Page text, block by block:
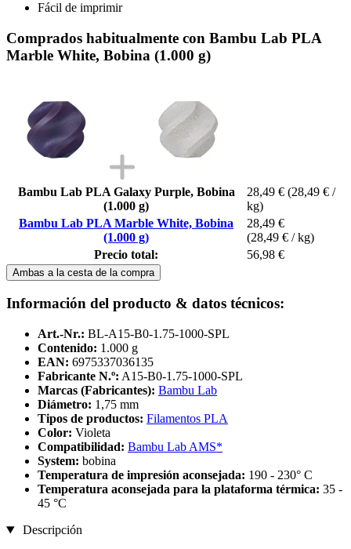
Fácil de imprimir
Comprados habitualmente con Bambu Lab PLA
Marble White, Bobina (1.000 g)
Bambu Lab PLA Galaxy Purple, Bobina
(1.000 g)
28,49 € (28,49 € /
kg)
Bambu Lab PLA Marble White, Bobina
(1.000 g)
28,49 €
(28,49 € / kg)
Precio total:
56,98 €
Ambas a la cesta de la compra
Información del producto & datos técnicos:
Art.-Nr.: BL-A15-B0-1.75-1000-SPL
Contenido: 1.000 g
EAN: 6975337036135
Fabricante N.º: A15-B0-1.75-1000-SPL
Marcas (Fabricantes): Bambu Lab
Diámetro: 1,75 mm
Tipos de productos: Filamentos PLA
Color: Violeta
Compatibilidad: Bambu Lab AMS*
System: bobina
Temperatura de impresión aconsejada: 190 - 230° C
Temperatura aconsejada para la plataforma térmica: 35 -
45 °C
Descripción